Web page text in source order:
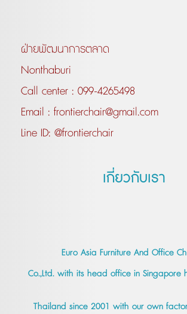
ฝ่ายพัฒนาการตลาด
Nonthaburi
Call center : 099-4265498
Email : frontierchair@gmail.com
Line ID: @frontierchair
เกี่ยวกับเรา
Euro Asia Furniture And Office
Co.,Ltd. with its head office in
Thailand since 2001 with our own